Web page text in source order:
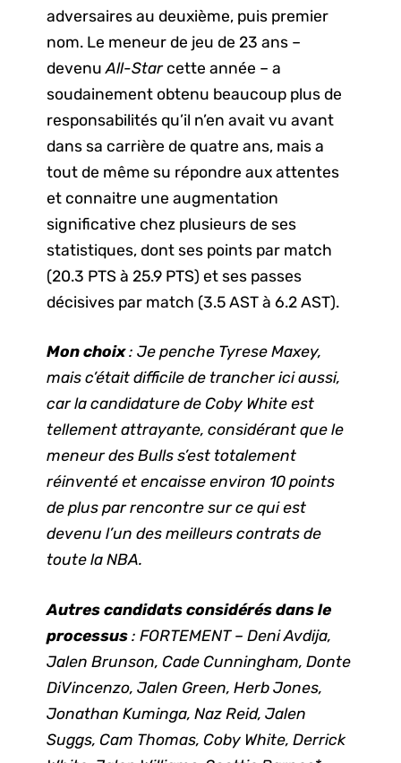
adversaires au deuxième, puis premier
nom. Le meneur de jeu de 23 ans –
devenuAll-Starcette année – a
soudainement obtenu beaucoup plus de
responsabilités qu’il n’en avait vu avant
dans sa carrière de quatre ans, mais a
tout de même su répondre aux attentes
et connaitre une augmentation
significative chez plusieurs de ses
statistiques, dont ses points par match
(20.3 PTS à 25.9 PTS) et ses passes
décisives par match (3.5 AST à 6.2 AST).
Mon choix: Je penche Tyrese Maxey,
mais c’était difficile de trancher ici aussi,
car la candidature de Coby White est
tellement attrayante, considérant que le
meneur des Bulls s’est totalement
réinventé et encaisse environ 10 points
de plus par rencontre sur ce qui est
devenu l’un des meilleurs contrats de
toute la NBA.
Autres candidats considérés dans le
processus : FORTEMENT – Deni Avdija,
Jalen Brunson, Cade Cunningham, Donte
DiVincenzo, Jalen Green, Herb Jones,
Jonathan Kuminga, Naz Reid, Jalen
Suggs, Cam Thomas, Coby White, Derrick